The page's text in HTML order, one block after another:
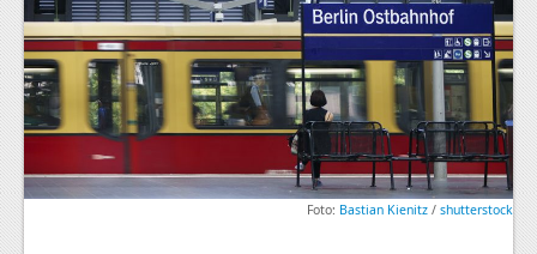
Foto: Bastian Kienitz / shutterstock